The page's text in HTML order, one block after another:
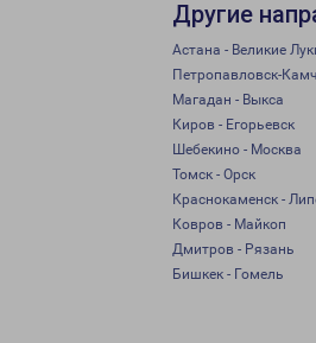
Другие
Астана - Великие
Петропавловск-
Магадан - Выкса
Киров - Егорьевск
Шебекино - Москва
Томск - Орск
Краснокаменск -
Ковров - Майкоп
Дмитров - Рязань
Бишкек - Гомель